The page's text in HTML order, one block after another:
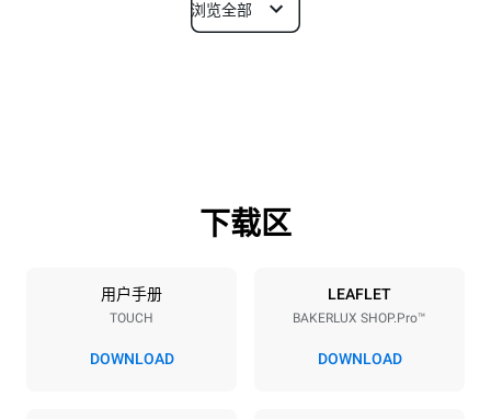
尺寸
烤盘规格
3 460x330
烤盘间距
浏览全部
下载区
用户手册
TOUCH
DOWNLOAD
LEAFLET
BAKERLUX SHOP.Pro™
DOWNLOAD